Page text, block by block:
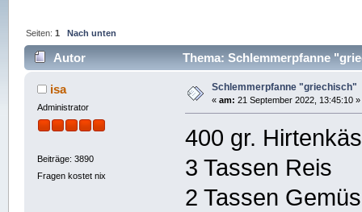
Seiten:1 Nach unten
Autor Thema: Schlemmerpfanne
isa
Administrator
Beiträge: 3890
Fragen kostet nix
Schlemmerpfanne "griechisch"
« am: 21 September 2022, 13:45:10 »
400 gr.
3 Tassen Reis
2 Tassen